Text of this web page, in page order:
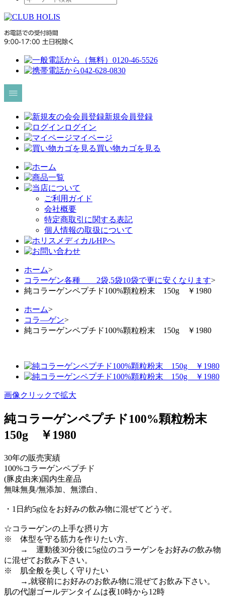
新規会員登録
ログイン
マイページ
買い物カゴを見る
ご利用ガイド
会社概要
特定商取引に関する表記
個人情報の取扱について
ホーム>
コラーゲン各種 2袋,5袋10袋で更に安くなります>
純コラーゲンペプチド100%顆粒粉末 150g ￥1980
ホーム>
コラ―ゲン>
純コラーゲンペプチド100%顆粒粉末 150g ￥1980
画像クリックで拡大
純コラーゲンペプチド100%顆粒粉末
150g ￥1980
30年の販売実績
100%コラーゲンペプチド
(豚皮由来)国内生産品
無味無臭/無添加、無漂白、
・1日約5g位をお好みの飲み物に混ぜてどうぞ。
☆コラーゲンの上手な摂り方
※ 体型を守る筋力を作りたい方、
→ 運動後30分後に5g位のコラーゲンをお好みの飲み物
に混ぜてお飲み下さい。
※ 肌全般を美しく守りたい
→,就寝前にお好みのお飲み物に混ぜてお飲み下さい。
肌の代謝ゴールデンタイムは夜10時から12時